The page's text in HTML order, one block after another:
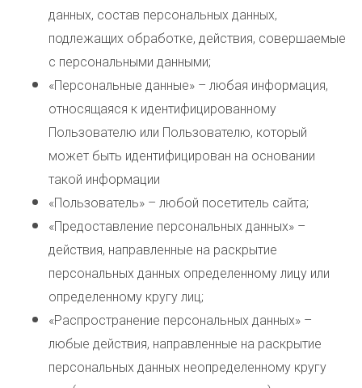
данных, состав персональных данных,
подлежащих обработке, действия, совершаемые
с персональными данными;
«Персональные данные» – любая информация,
относящаяся к идентифицированному
Пользователю или Пользователю, который
может быть идентифицирован на основании
такой информации
«Пользователь» – любой посетитель сайта;
«Предоставление персональных данных» –
действия, направленные на раскрытие
персональных данных определенному лицу или
определенному кругу лиц;
«Распространение персональных данных» –
любые действия, направленные на раскрытие
персональных данных неопределенному кругу